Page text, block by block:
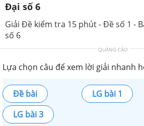
Đại số 6
Giải Đề kiểm tra 15 phút - Đề số 1 -
số 6
QUẢNG CÁO
Lựa chọn câu để xem lời giải nhanh
Đề bài LG bài 1
LG bài 3